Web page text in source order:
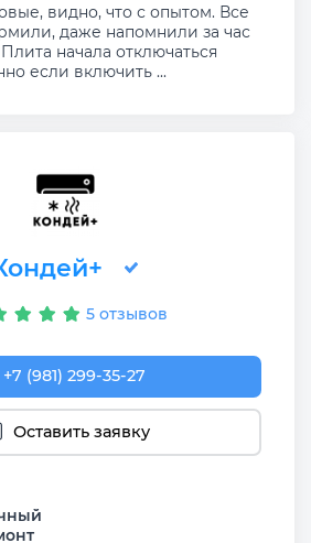
видно, что с опытом. Все
даже напомнили за час
начала отключаться
если включить ...
5 отзывов
+7 (981) 299-35-27
Оставить заявку